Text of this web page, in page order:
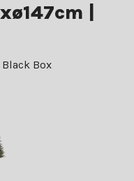
|
Black Box